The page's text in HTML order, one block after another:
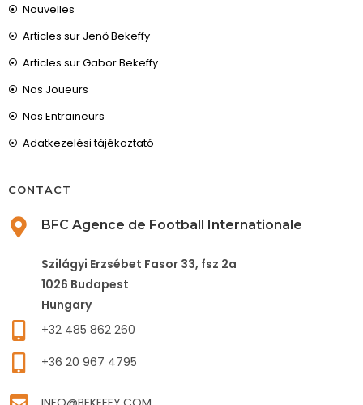
Nouvelles
Articles sur Jenő Bekeffy
Articles sur Gabor Bekeffy
Nos Joueurs
Nos Entraineurs
Adatkezelési tájékoztató
CONTACT
BFC Agence de Football Internationale
Szilágyi Erzsébet Fasor 33, fsz 2a
1026 Budapest
Hungary
+32 485 862 260
+36 20 967 4795